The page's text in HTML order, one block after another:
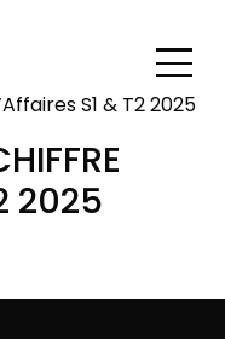
S1 & T2 2025
2025